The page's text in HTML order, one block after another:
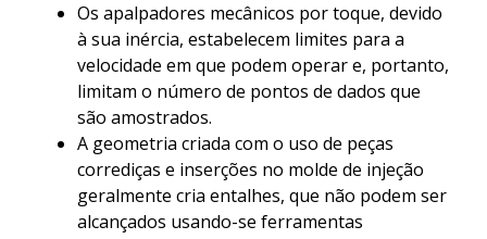
Os apalpadores mecânicos por toque, devido
à sua inércia, estabelecem limites para a
velocidade em que podem operar e, portanto,
limitam o número de pontos de dados que
são amostrados.
A geometria criada com o uso de peças
corrediças e inserções no molde de injeção
geralmente cria entalhes, que não podem ser
alcançados usando-se ferramentas